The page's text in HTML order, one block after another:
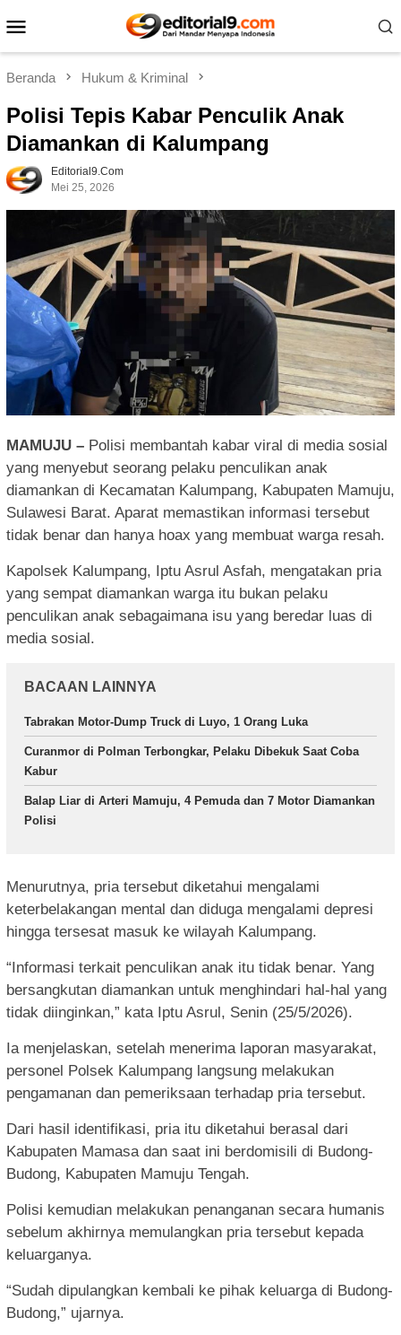
ke
Mobile
Beranda Hukum & Kriminal
Polisi Tepis Kabar Penculik Anak
Diamankan di Kalumpang
Editorial9.com
Mei 25, 2026
MAMUJU – Polisi membantah kabar viral di media sosial
yang menyebut seorang pelaku penculikan anak
diamankan di Kecamatan Kalumpang, Kabupaten Mamuju,
Sulawesi Barat. Aparat memastikan informasi tersebut
tidak benar dan hanya hoax yang membuat warga resah.
Kapolsek Kalumpang, Iptu Asrul Asfah, mengatakan pria
yang sempat diamankan warga itu bukan pelaku
penculikan anak sebagaimana isu yang beredar luas di
media sosial.
BACAAN LAINNYA
Tabrakan Motor-Dump Truck di Luyo, 1 Orang Luka
Curanmor di Polman Terbongkar, Pelaku Dibekuk Saat Coba
Kabur
Balap Liar di Arteri Mamuju, 4 Pemuda dan 7 Motor Diamankan
Polisi
Menurutnya, pria tersebut diketahui mengalami
keterbelakangan mental dan diduga mengalami depresi
hingga tersesat masuk ke wilayah Kalumpang.
“Informasi terkait penculikan anak itu tidak benar. Yang
bersangkutan diamankan untuk menghindari hal-hal yang
tidak diinginkan,” kata Iptu Asrul, Senin (25/5/2026).
Ia menjelaskan, setelah menerima laporan masyarakat,
personel Polsek Kalumpang langsung melakukan
pengamanan dan pemeriksaan terhadap pria tersebut.
Dari hasil identifikasi, pria itu diketahui berasal dari
Kabupaten Mamasa dan saat ini berdomisili di Budong-
Budong, Kabupaten Mamuju Tengah.
Polisi kemudian melakukan penanganan secara humanis
sebelum akhirnya memulangkan pria tersebut kepada
keluarganya.
“Sudah dipulangkan kembali ke pihak keluarga di Budong-
Budong,” ujarnya.